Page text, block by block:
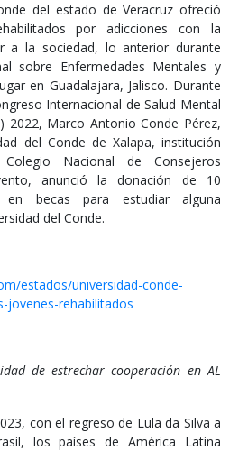
del estado de Veracruz ofreció
por adicciones con la
a la sociedad, lo anterior durante
sobre Enfermedades Mentales y
en Guadalajara, Jalisco. Durante
Internacional de Salud Mental
2022, Marco Antonio Conde Pérez,
del Conde de Xalapa, institución
Nacional de Consejeros
anunció la donación de 10
becas para estudiar alguna
del Conde.
estados/universidad-conde-
jovenes-rehabilitados
de estrechar cooperación en AL
con el regreso de Lula da Silva a
los países de América Latina